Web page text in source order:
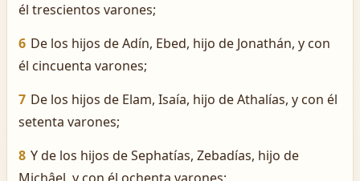
él trescientos varones;
6 De los hijos de Adín, Ebed, hijo de Jonathán, y con
él cincuenta varones;
7 De los hijos de Elam, Isaía, hijo de Athalías, y con él
setenta varones;
8 Y de los hijos de Sephatías, Zebadías, hijo de